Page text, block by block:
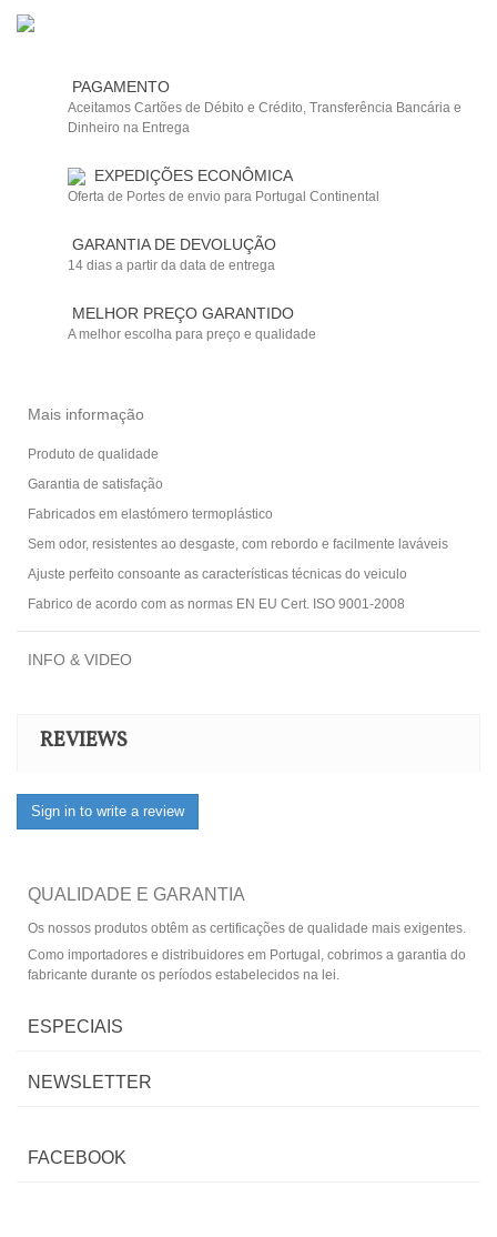
PAGAMENTO
Aceitamos Cartões de Débito e Crédito, Transferência Bancária e
Dinheiro na Entrega
EXPEDIÇÕES ECONÔMICA
Oferta de Portes de envio para Portugal Continental
GARANTIA DE DEVOLUÇÃO
14 dias a partir da data de entrega
MELHOR PREÇO GARANTIDO
A melhor escolha para preço e qualidade
Mais informação
Produto de qualidade
Garantia de satisfação
Fabricados em elastómero termoplástico
Sem odor, resistentes ao desgaste, com rebordo e facilmente laváveis
Ajuste perfeito consoante as características técnicas do veiculo
Fabrico de acordo com as normas EN EU Cert. ISO 9001-2008
INFO & VIDEO
REVIEWS
Sign in to write a review
QUALIDADE E GARANTIA
Os nossos produtos obtêm as certificações de qualidade mais exigentes.
Como importadores e distribuidores em Portugal, cobrimos a garantia do
fabricante durante os períodos estabelecidos na lei.
ESPECIAIS
NEWSLETTER
FACEBOOK